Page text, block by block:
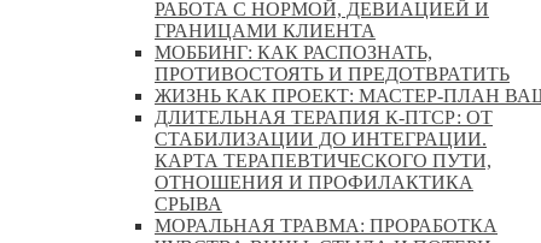
РАБОТА С НОРМОЙ, ДЕВИАЦИЕЙ И
ГРАНИЦАМИ КЛИЕНТА
МОББИНГ: КАК РАСПОЗНАТЬ,
ПРОТИВОСТОЯТЬ И ПРЕДОТВРАТИТЬ
ЖИЗНЬ КАК ПРОЕКТ: МАСТЕР‑ПЛАН
ДЛИТЕЛЬНАЯ ТЕРАПИЯ К-ПТСР: ОТ
СТАБИЛИЗАЦИИ ДО ИНТЕГРАЦИИ.
КАРТА ТЕРАПЕВТИЧЕСКОГО ПУТИ,
ОТНОШЕНИЯ И ПРОФИЛАКТИКА
СРЫВА
МОРАЛЬНАЯ ТРАВМА: ПРОРАБОТКА